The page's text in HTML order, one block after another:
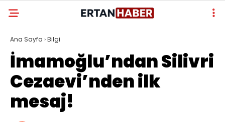
Ana Sayfa ›Bilgi
İmamoğlu’ndan Silivri
Cezaevi’nden ilk
mesaj!